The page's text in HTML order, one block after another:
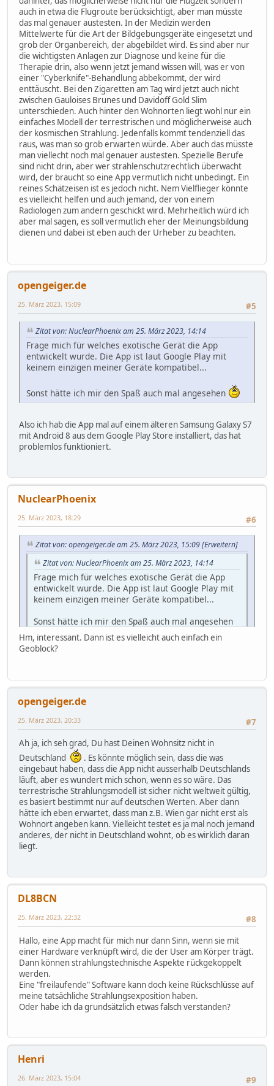
auch in etwa die Flugroute berücksichtigt, aber man müsste
das mal genauer austesten. In der Medizin werden
Mittelwerte für die Art der Bildgebungsgeräte eingesetzt und
grob der Organbereich, der abgebildet wird. Es sind aber nur
die wichtigsten Anlagen zur Diagnose und keine für die
Therapie drin, also wenn jetzt jemand wissen will, was er von
einer "Cyberknife"-Behandlung abbekommt, der wird
enttäuscht. Bei den Zigaretten am Tag wird jetzt auch nicht
zwischen Gauloises Brunes und Davidoff Gold Slim
unterschieden. Auch hinter den Wohnorten liegt wohl nur ein
einfaches Modell der terrestrischen und möglicherweise auch
der kosmischen Strahlung. Jedenfalls kommt tendenziell das
raus, was man so grob erwarten würde. Aber auch das müsste
man viellecht noch mal genauer austesten. Spezielle Berufe
sind nicht drin, aber wer strahlenschutzrechtlich überwacht
wird, der braucht so eine App vermutlich nicht unbedingt. Ein
reines Schätzeisen ist es jedoch nicht. Nem Vielflieger könnte
es vielleicht helfen und auch jemand, der von einem
Radiologen zum andern geschickt wird. Mehrheitlich würd ich
aber mal sagen, es soll vermutlich eher der Meinungsbildung
dienen und dabei ist eben auch der Urheber zu beachten.
opengeiger.de
#5
25. März 2023, 15:09
Zitat von: NuclearPhoenix am 25. März 2023, 14:14
Frage mich für welches exotische Gerät die App
entwickelt wurde. Die App ist laut Google Play mit
keinem einzigen meiner Geräte kompatibel...
Sonst hätte ich mir den Spaß auch mal angesehen
Also ich hab die App mal auf einem älteren Samsung Galaxy S7
mit Android 8 aus dem Google Play Store installiert, das hat
problemlos funktioniert.
NuclearPhoenix
#6
25. März 2023, 18:29
Zitat von: opengeiger.de am 25. März 2023, 15:09[Erweitern]
Zitat von: NuclearPhoenix am 25. März 2023, 14:14
Frage mich für welches exotische Gerät die App
entwickelt wurde. Die App ist laut Google Play mit
keinem einzigen meiner Geräte kompatibel...
Sonst hätte ich mir den Spaß auch mal angesehen
Galaxy S7 mit Android 8 aus dem Google Play Store
installiert, das hat problemlos funktioniert.
Hm, interessant. Dann ist es vielleicht auch einfach ein
Geoblock?
opengeiger.de
#7
25. März 2023, 20:33
Ah ja, ich seh grad, Du hast Deinen Wohnsitz nicht in
Deutschland
. Es könnte möglich sein, dass die was
eingebaut haben, dass die App nicht ausserhalb Deutschlands
läuft, aber es wundert mich schon, wenn es so wäre. Das
terrestrische Strahlungsmodell ist sicher nicht weltweit gültig,
es basiert bestimmt nur auf deutschen Werten. Aber dann
hätte ich eben erwartet, dass man z.B. Wien gar nicht erst als
Wohnort angeben kann. Vielleicht testet es ja mal noch jemand
anderes, der nicht in Deutschland wohnt, ob es wirklich daran
liegt.
DL8BCN
#8
25. März 2023, 22:32
Hallo, eine App macht für mich nur dann Sinn, wenn sie mit
einer Hardware verknüpft wird, die der User am Körper trägt.
Dann können strahlungstechnische Aspekte rückgekoppelt
werden.
Eine "freilaufende" Software kann doch keine Rückschlüsse auf
meine tatsächliche Strahlungsexposition haben.
Oder habe ich da grundsätzlich etwas falsch verstanden?
Henri
#9
26. März 2023, 15:04